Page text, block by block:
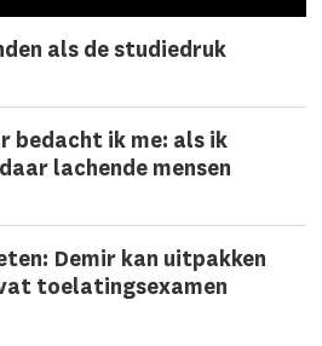
als de studiedruk
bedacht ik me: als ik
lachen­de mensen
Demir kan uitpakken
toelatingsexamen